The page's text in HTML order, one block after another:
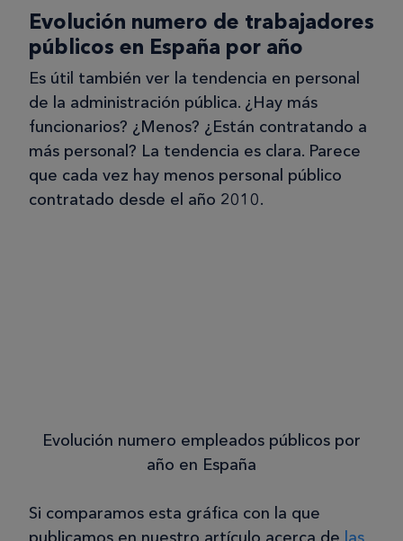
Evolución numero de trabajadores
públicos en España por año
Es útil también ver la tendencia en personal
de la administración pública. ¿Hay más
funcionarios? ¿Menos? ¿Están contratando a
más personal? La tendencia es clara. Parece
que cada vez hay menos personal público
contratado desde el año 2010.
Evolución numero empleados públicos por
año en España
Si comparamos esta gráfica con la que